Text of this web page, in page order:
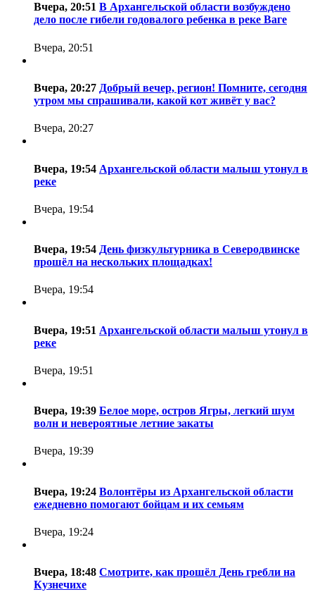
Вчера, 20:51 В Архангельской области возбуждено
дело после гибели годовалого ребенка в реке Ваге
Вчера, 20:51
Вчера, 20:27 Добрый вечер, регион! Помните, сегодня
утром мы спрашивали, какой кот живёт у вас?
Вчера, 20:27
Вчера, 19:54 Архангельской области малыш утонул в
реке
Вчера, 19:54
Вчера, 19:54 День физкультурника в Северодвинске
прошёл на нескольких площадках!
Вчера, 19:54
Вчера, 19:51 Архангельской области малыш утонул в
реке
Вчера, 19:51
Вчера, 19:39 Белое море, остров Ягры, легкий шум
волн и невероятные летние закаты
Вчера, 19:39
Вчера, 19:24 Волонтёры из Архангельской области
ежедневно помогают бойцам и их семьям
Вчера, 19:24
Вчера, 18:48 Смотрите, как прошёл День гребли на
Кузнечихе